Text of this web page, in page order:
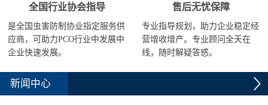
全国行业协会指导
是全国虫害防制协业指定服务供
应商，可助力PCO行业中发展中
企业快速发展。
售后无忧保障
专业指导规划，助力企业稳定经
营增收增产。专业顾问全天在
线，随时解疑答惑。
新闻中心